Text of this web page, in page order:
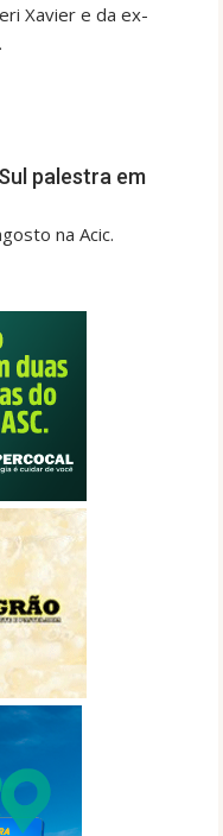
Xavier e da ex-
palestra em
na Acic.